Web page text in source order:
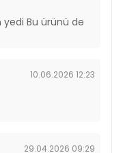
Bu ürünü de
10.06.2026 12:23
29.04.2026 09:29